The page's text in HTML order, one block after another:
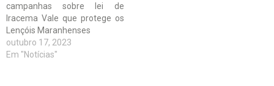
campanhas sobre lei de
Iracema Vale que protege os
Lençóis Maranhenses
outubro 17, 2023
Em "Notícias"